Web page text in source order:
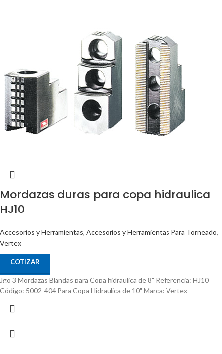
Mordazas duras para copa hidraulica
HJ10
Accesorios y Herramientas, Accesorios y Herramientas Para Torneado,
Vertex
COTIZAR
Jgo 3 Mordazas Blandas para Copa hidraulica de 8" Referencia: HJ10
Código: 5002-404 Para Copa Hidraulica de 10" Marca: Vertex